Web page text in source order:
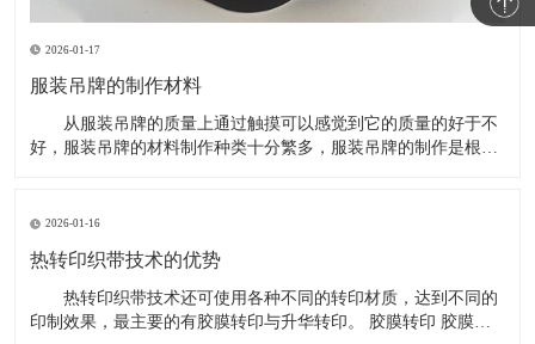
2026-01-17
服装吊牌的制作材料
从服装吊牌的质量上通过触摸可以感觉到它的质量的好于不
好，服装吊牌的材料制作种类十分繁多，服装吊牌的制作是根据
用的材质，那么服装吊牌一般是使用什么材质来制作的，下面为
2026-01-16
热转印织带技术的优势
热转印织带技术还可使用各种不同的转印材质，达到不同的
印制效果，最主要的有胶膜转印与升华转印。 胶膜转印 胶膜转